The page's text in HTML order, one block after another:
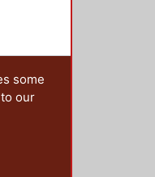
some
our